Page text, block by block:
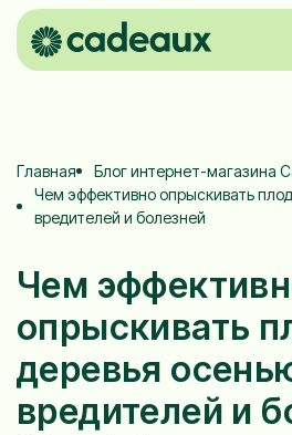
Главная
Блог интернет-магазина
Чем эффективно опрыскивать
вредителей и болезней
Чем
опрыскивать
деревья
вредителей и